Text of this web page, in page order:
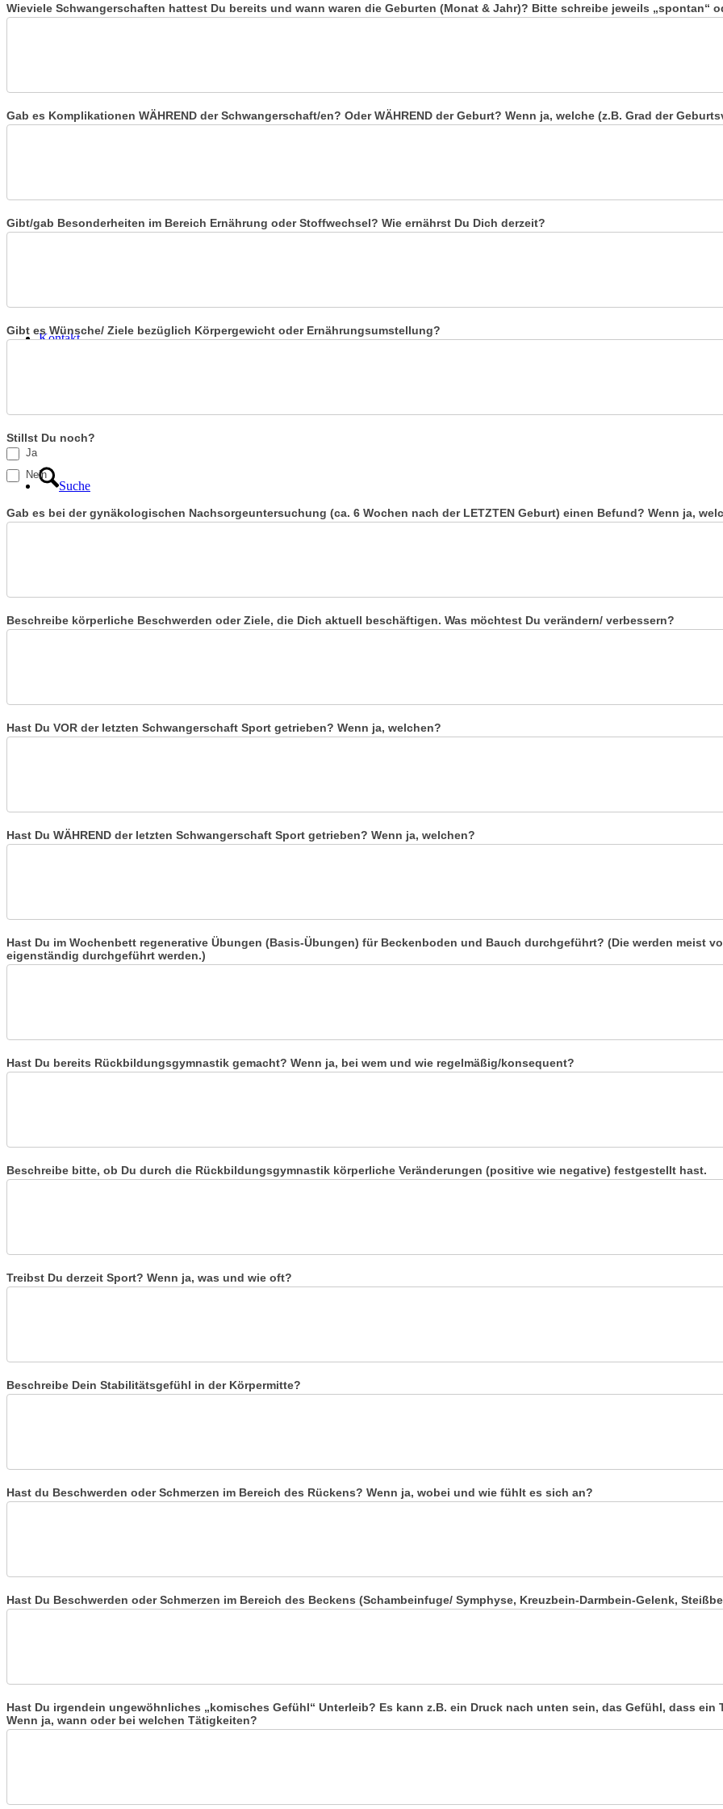
Kontakt
Suche
Menü Menü
Wieviele Schwangerschaften hattest Du bereits und wann waren die Geburten (Monat & Jahr)? Bitte schreibe jeweils „spontan“
Gab es Komplikationen WÄHREND der Schwangerschaft/en? Oder WÄHREND der Geburt? Wenn ja, welche (z.B. Grad der
Gibt/gab Besonderheiten im Bereich Ernährung oder Stoffwechsel? Wie ernährst Du Dich derzeit?
Gibt es Wünsche/ Ziele bezüglich Körpergewicht oder Ernährungsumstellung?
Stillst Du noch?
Ja
Nein
Gab es bei der gynäkologischen Nachsorgeuntersuchung (ca. 6 Wochen nach der LETZTEN Geburt) einen Befund? Wenn ja,
Beschreibe körperliche Beschwerden oder Ziele, die Dich aktuell beschäftigen. Was möchtest Du verändern/ verbessern?
Hast Du VOR der letzten Schwangerschaft Sport getrieben? Wenn ja, welchen?
Hast Du WÄHREND der letzten Schwangerschaft Sport getrieben? Wenn ja, welchen?
Hast Du im Wochenbett regenerative Übungen (Basis-Übungen) für Beckenboden und Bauch durchgeführt? (Die werden meist
eigenständig durchgeführt werden.)
Hast Du bereits Rückbildungsgymnastik gemacht? Wenn ja, bei wem und wie regelmäßig/konsequent?
Beschreibe bitte, ob Du durch die Rückbildungsgymnastik körperliche Veränderungen (positive wie negative) festgestellt hast.
Treibst Du derzeit Sport? Wenn ja, was und wie oft?
Beschreibe Dein Stabilitätsgefühl in der Körpermitte?
Hast du Beschwerden oder Schmerzen im Bereich des Rückens? Wenn ja, wobei und wie fühlt es sich an?
Hast Du Beschwerden oder Schmerzen im Bereich des Beckens (Schambeinfuge/ Symphyse, Kreuzbein-Darmbein-Gelenk,
Hast Du irgendein ungewöhnliches „komisches Gefühl“ Unterleib? Es kann z.B. ein Druck nach unten sein, das Gefühl, dass ein
Wenn ja, wann oder bei welchen Tätigkeiten?